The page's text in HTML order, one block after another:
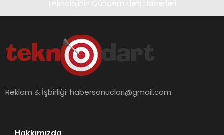
Reklam & İşbirliği:habersonuclari@gmail.com